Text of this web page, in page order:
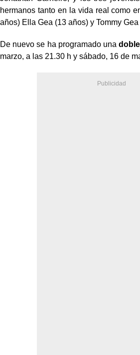
hermanos tanto en la vida real como
años) Ella Gea (13 años) y Tommy
De nuevo se ha programado una
marzo, a las 21.30 h y sábado, 16 de